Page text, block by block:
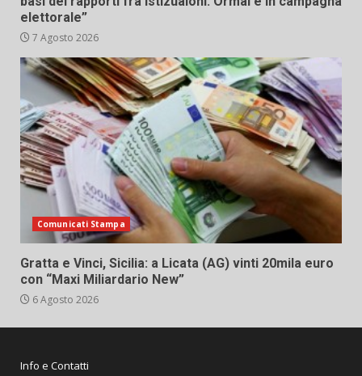
elettorale”
7 Agosto 2026
Comunicati Stampa
Gratta e Vinci, Sicilia: a Licata (AG) vinti 20mila euro
con “Maxi Miliardario New”
6 Agosto 2026
Info e Contatti